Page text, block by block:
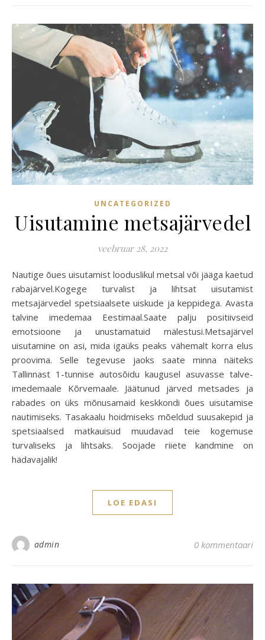
UNCATEGORIZED
Uisutamine metsajärvedel
veebruar 28, 2022
Nautige õues uisutamist looduslikul metsal või jääga kaetud
rabajärvel.Kogege turvalist ja lihtsat uisutamist
metsajärvedel spetsiaalsete uiskude ja keppidega. Avasta
talvine imedemaa Eestimaal.Saate palju positiivseid
emotsioone ja unustamatuid mälestusi.Metsajärvel
uisutamine on asi, mida igaüks peaks vähemalt korra elus
proovima. Selle tegevuse jaoks saate minna näiteks
Tallinnast 1-tunnise autosõidu kaugusel asuvasse talve-
imedemaale Kõrvemaale. Jäätunud järved metsades ja
rabades on üks mõnusamaid keskkondi õues uisutamise
nautimiseks. Tasakaalu hoidmiseks mõeldud suusakepid ja
spetsiaalsed matkauisud muudavad teie kogemuse
turvaliseks ja lihtsaks. Soojade riiete kandmine on
hädavajalik!
LOE EDASI
admin 0 kommentaari